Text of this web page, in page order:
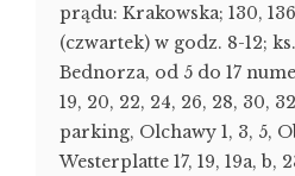
prądu: Krakowska; 130,
(czwartek) w godz. 8-12;
Bednorza, od 5 do 17
19, 20, 22, 24, 26, 28, 30,
parking, Olchawy 1, 3, 5,
Westerplatte 17, 19, 19a, b,